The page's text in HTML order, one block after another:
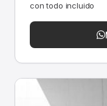
con todo incluido